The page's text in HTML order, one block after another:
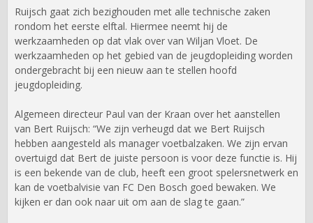
Ruijsch gaat zich bezighouden met alle technische zaken
rondom het eerste elftal. Hiermee neemt hij de
werkzaamheden op dat vlak over van Wiljan Vloet. De
werkzaamheden op het gebied van de jeugdopleiding worden
ondergebracht bij een nieuw aan te stellen hoofd
jeugdopleiding.
Algemeen directeur Paul van der Kraan over het aanstellen
van Bert Ruijsch: “We zijn verheugd dat we Bert Ruijsch
hebben aangesteld als manager voetbalzaken. We zijn ervan
overtuigd dat Bert de juiste persoon is voor deze functie is. Hij
is een bekende van de club, heeft een groot spelersnetwerk en
kan de voetbalvisie van FC Den Bosch goed bewaken. We
kijken er dan ook naar uit om aan de slag te gaan.”